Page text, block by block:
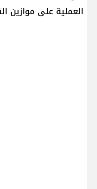
العملية على موازين